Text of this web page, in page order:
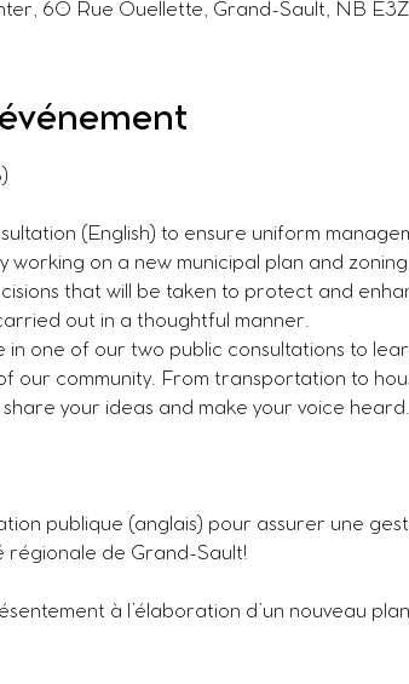
60 Rue Ouellette, Grand-Sault, NB E3Z
(English) to ensure uniform
working on a new municipal plan and
that will be taken to protect and
out in a thoughtful manner.
in one of our two public consultations to
our community. From transportation to
your ideas and make your voice heard.
publique (anglais) pour assurer une
régionale de Grand-Sault!
à l’élaboration d’un nouveau